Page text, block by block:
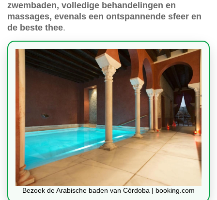
zwembaden, volledige behandelingen en
massages, evenals een ontspannende sfeer en
de beste thee.
Bezoek de Arabische baden van Córdoba | booking.com